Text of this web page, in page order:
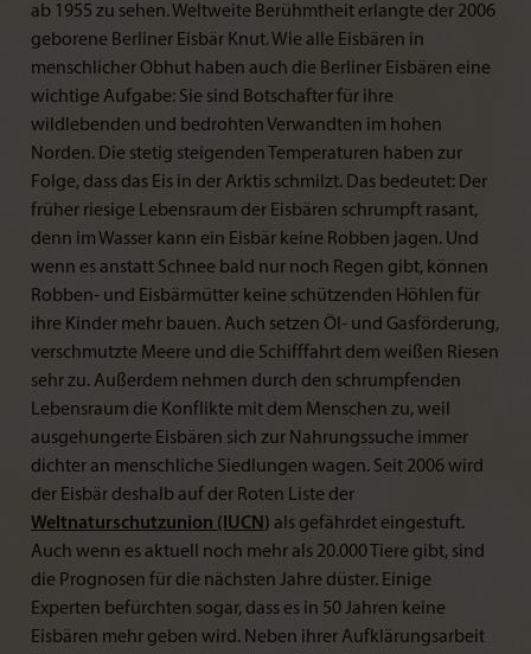
ab 1955 zu sehen. Weltweite Berühmtheit erlangte der 2006
geborene Berliner Eisbär Knut. Wie alle Eisbären in
menschlicher Obhut haben auch die Berliner Eisbären eine
wichtige Aufgabe: Sie sind Botschafter für ihre
wildlebenden und bedrohten Verwandten im hohen
Norden. Die stetig steigenden Temperaturen haben zur
Folge, dass das Eis in der Arktis schmilzt. Das bedeutet: Der
früher riesige Lebensraum der Eisbären schrumpft rasant,
denn im Wasser kann ein Eisbär keine Robben jagen. Und
wenn es anstatt Schnee bald nur noch Regen gibt, können
Robben- und Eisbärmütter keine schützenden Höhlen für
ihre Kinder mehr bauen. Auch setzen Öl- und Gasförderung,
verschmutzte Meere und die Schifffahrt dem weißen Riesen
sehr zu. Außerdem nehmen durch den schrumpfenden
Lebensraum die Konflikte mit dem Menschen zu, weil
ausgehungerte Eisbären sich zur Nahrungssuche immer
dichter an menschliche Siedlungen wagen. Seit 2006 wird
der Eisbär deshalb auf der Roten Liste der
Weltnaturschutzunion (IUCN ) als gefährdet eingestuft.
Auch wenn es aktuell noch mehr als 20.000 Tiere gibt, sind
die Prognosen für die nächsten Jahre düster. Einige
Experten befürchten sogar, dass es in 50 Jahren keine
Eisbären mehr geben wird. Neben ihrer Aufklärungsarbeit